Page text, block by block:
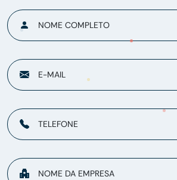
NOME COMPLETO
E-MAIL
TELEFONE
NOME DA EMPRESA